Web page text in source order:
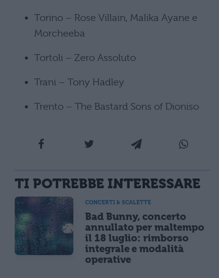
Torino – Rose Villain, Malika Ayane e
Morcheeba
Tortoli – Zero Assoluto
Trani – Tony Hadley
Trento – The Bastard Sons of Dioniso
TI POTREBBE INTERESSARE
CONCERTI & SCALETTE
Bad Bunny, concerto
annullato per maltempo
il 18 luglio: rimborso
integrale e modalità
operative